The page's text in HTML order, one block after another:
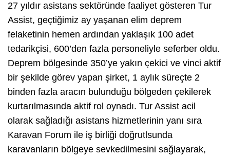
27 yıldır asistans sektöründe faaliyet gösteren Tur
Assist, geçtiğimiz ay yaşanan elim deprem
felaketinin hemen ardından yaklaşık 100 adet
tedarikçisi, 600’den fazla personeliyle seferber oldu.
Deprem bölgesinde 350’ye yakın çekici ve vinci aktif
bir şekilde görev yapan şirket, 1 aylık süreçte 2
binden fazla aracın bulunduğu bölgeden çekilerek
kurtarılmasında aktif rol oynadı. Tur Assist acil
olarak sağladığı asistans hizmetlerinin yanı sıra
Karavan Forum ile iş birliği doğrutlsunda
karavanların bölgeye sevkedilmesini sağlayarak,